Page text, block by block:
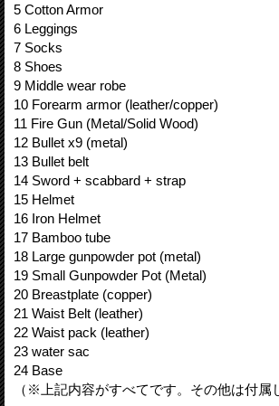
5 Cotton Armor
6 Leggings
7 Socks
8 Shoes
9 Middle wear robe
10 Forearm armor (leather/copper)
11 Fire Gun (Metal/Solid Wood)
12 Bullet x9 (metal)
13 Bullet belt
14 Sword + scabbard + strap
15 Helmet
16 Iron Helmet
17 Bamboo tube
18 Large gunpowder pot (metal)
19 Small Gunpowder Pot (Metal)
20 Breastplate (copper)
21 Waist Belt (leather)
22 Waist pack (leather)
23 water sac
24 Base
（※上記内容がすべてです。その他は付属